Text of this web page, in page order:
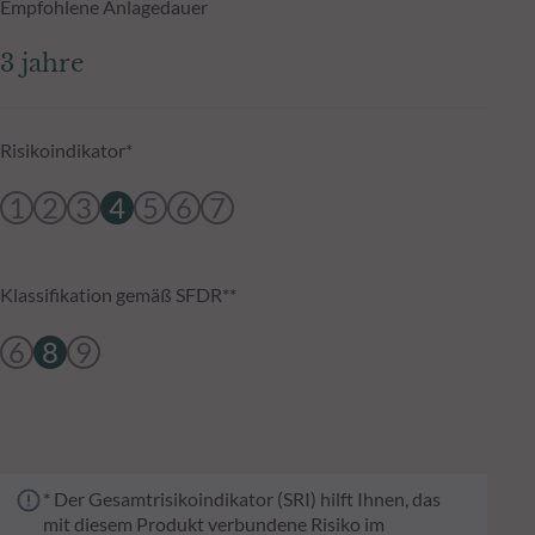
Empfohlene Anlagedauer
3 jahre
Risikoindikator*
1 2 3 4 5 6 7
Klassifikation gemäß SFDR**
6 8 9
* Der Gesamtrisikoindikator (SRI) hilft Ihnen, das
mit diesem Produkt verbundene Risiko im